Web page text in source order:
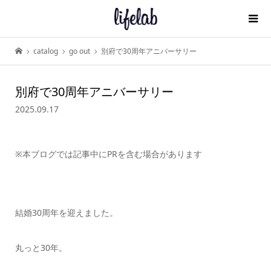
catalog go out 別府で30周年アニバーサリー
別府で30周年アニバーサリー
2025.09.17
※本ブログでは記事中にPRを含む場合があります
結婚30周年を迎えました。
丸っと30年。